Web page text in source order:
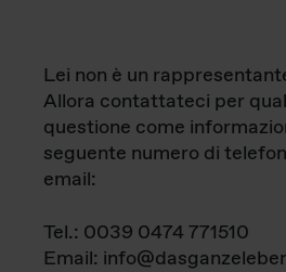
Lei non è un
Allora contattateci per
questione come
seguente numero di
email:
Tel.: 0039 0474 771510
Email: